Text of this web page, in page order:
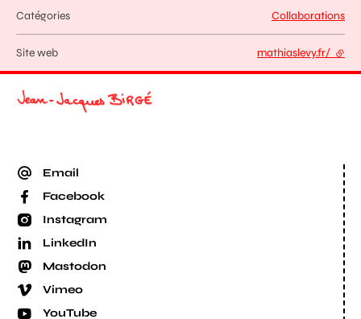
Catégories Collaborations
Site web mathiaslevy.fr/ -
Email
Facebook
Instagram
LinkedIn
Mastodon
Vimeo
YouTube